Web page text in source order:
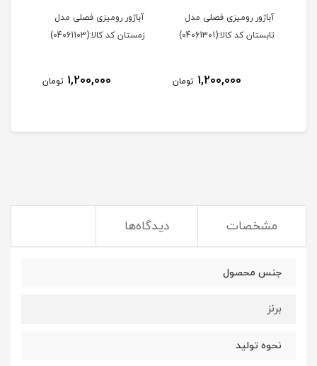
آباژور رومیزی فصلی مدل
تابستان کد کالا:(04061301)
1,200,000 تومان
آباژور رومیزی فصلی مدل
زمستان کد کالا:(04061103)
1,200,000 تومان
مشخصات دیدگاه‌ها
جنس محصول
برنز
نحوه تولید